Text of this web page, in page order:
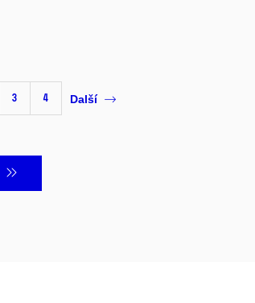
3 4 Další